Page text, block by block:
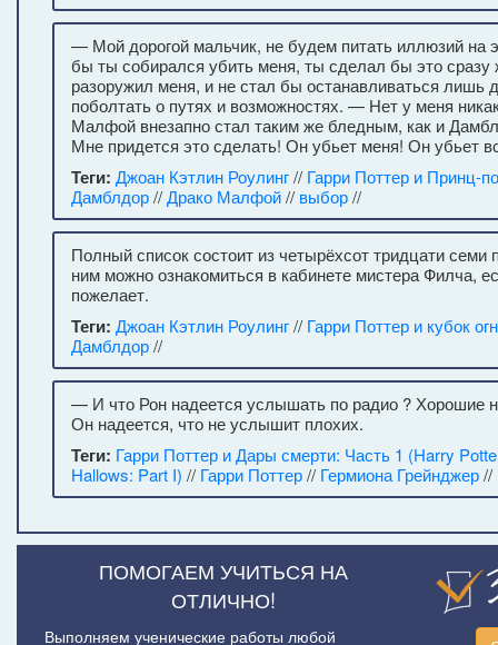
— Мой дорогой мальчик, не будем питать иллюзий на
бы ты собирался убить меня, ты сделал бы это сразу
разоружил меня, и не стал бы останавливаться лишь
поболтать о путях и возможностях. — Нет у меня
Малфой внезапно стал таким же бледным, как и
Мне придется это сделать! Он убьет меня! Он убьет
Теги: Джоан Кэтлин Роулинг// Гарри Поттер и Принц-
Дамблдор//Драко Малфой// выбор//
Полный список состоит из четырёхсот тридцати семи
ним можно ознакомиться в кабинете мистера Филча,
пожелает.
Теги: Джоан Кэтлин Роулинг// Гарри Поттер и кубок
Дамблдор//
— И что Рон надеется услышать по радио ? Хорошие
Он надеется, что не услышит плохих.
Теги: Гарри Поттер и Дары смерти: Часть 1 (Harry
Hallows: Part I) // Гарри Поттер// Гермиона Грейнджер//
ПОМОГАЕМ УЧИТЬСЯ НА
ОТЛИЧНО!
Выполняем ученические работы любой